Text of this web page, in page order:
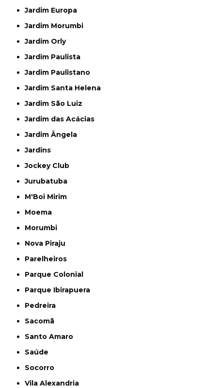
Jardim Europa
Jardim Morumbi
Jardim Orly
Jardim Paulista
Jardim Paulistano
Jardim Santa Helena
Jardim São Luiz
Jardim das Acácias
Jardim Ângela
Jardins
Jockey Club
Jurubatuba
M'Boi Mirim
Moema
Morumbi
Nova Piraju
Parelheiros
Parque Colonial
Parque Ibirapuera
Pedreira
Sacomã
Santo Amaro
Saúde
Socorro
Vila Alexandria